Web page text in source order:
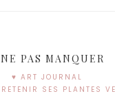
PAS MANQUER
♥ ART JOURNAL
SES PLANTES